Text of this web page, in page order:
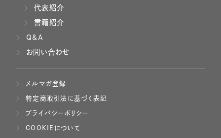
代表紹介
書籍紹介
Q&A
お問い合わせ
メルマガ登録
特定商取引法に基づく表記
プライバシーポリシー
COOKIEについて